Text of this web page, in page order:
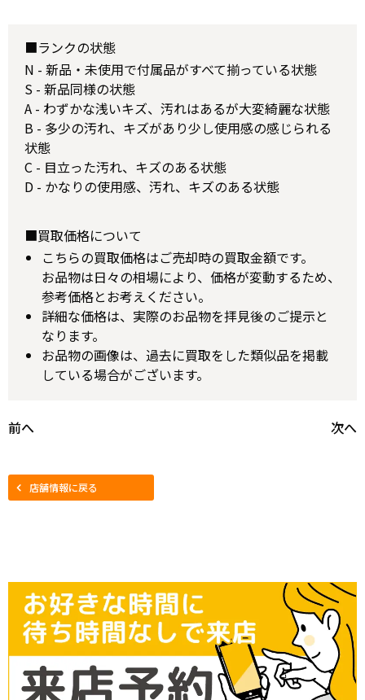
■ランクの状態
N - 新品・未使用で付属品がすべて揃っている状態
S - 新品同様の状態
A - わずかな浅いキズ、汚れはあるが大変綺麗な状態
B - 多少の汚れ、キズがあり少し使用感の感じられる
状態
C - 目立った汚れ、キズのある状態
D - かなりの使用感、汚れ、キズのある状態
■買取価格について
こちらの買取価格はご売却時の買取金額です。
お品物は日々の相場により、価格が変動するため、
参考価格とお考えください。
詳細な価格は、実際のお品物を拝見後のご提示と
なります。
お品物の画像は、過去に買取をした類似品を掲載
している場合がございます。
前へ 次へ
店舗情報に戻る